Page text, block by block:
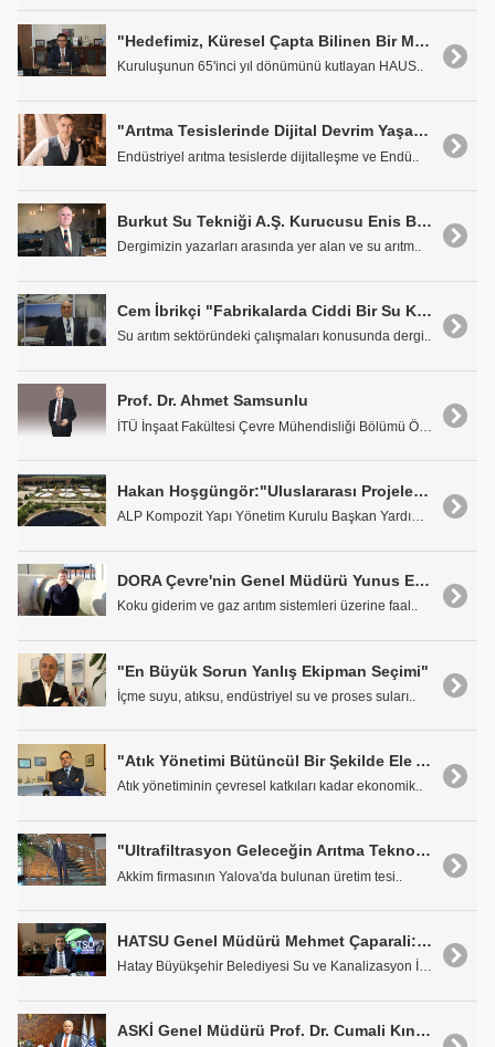
"Hedefimiz, Küresel Çapta Bilinen Bir Marka Olmak"
Kuruluşunun 65'inci yıl dönümünü kutlayan HAUS..
"Arıtma Tesislerinde Dijital Devrim Yaşanacak"
Endüstriyel arıtma tesislerde dijitalleşme ve Endü..
Burkut Su Tekniği A.Ş. Kurucusu Enis Burkut
Dergimizin yazarları arasında yer alan ve su arıtm..
Cem İbrikçi "Fabrikalarda Ciddi Bir Su Kıtlığı Yaşanacak"
Su arıtım sektöründeki çalışmaları konusunda dergi..
Prof. Dr. Ahmet Samsunlu
Hakan Hoşgüngör:"Uluslararası Projelerde Olmayı Hedefliyoruz"
ALP Kompozit Yapı Yönetim Kurulu Başkan Yardımcısı..
DORA Çevre'nin Genel Müdürü Yunus Emre Sayar: "İleri Biyolojik Sistemler Birçok Açıdan Avantajlı"
Koku giderim ve gaz arıtım sistemleri üzerine faal..
"En Büyük Sorun Yanlış Ekipman Seçimi"
İçme suyu, atıksu, endüstriyel su ve proses suları..
"Atık Yönetimi Bütüncül Bir Şekilde Ele Alınmalı"
Atık yönetiminin çevresel katkıları kadar ekonomik..
"Ultrafiltrasyon Geleceğin Arıtma Teknolojisi Olacak"
Akkim firmasının Yalova'da bulunan üretim tesi..
HATSU Genel Müdürü Mehmet Çaparali: "Önceliğimiz İnsan Sağlığı"
Hatay Büyükşehir Belediyesi Su ve Kanalizasyon İda..
ASKİ Genel Müdürü Prof. Dr. Cumali Kınacı: 'Kısa Sürede Belli Bir Mesafe Kat Ettik'